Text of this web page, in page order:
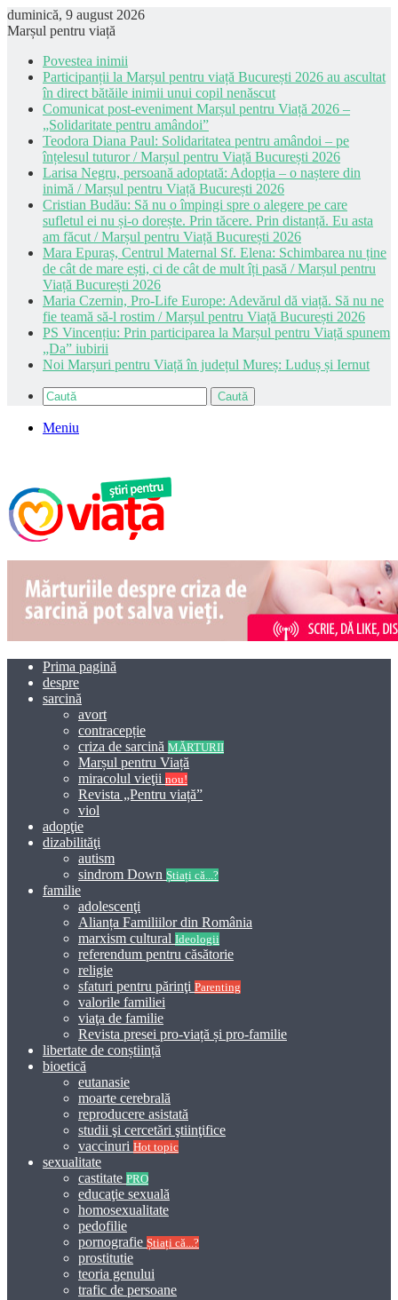
duminică, 9 august 2026
Marșul pentru viață
Povestea inimii
Participanții la Marșul pentru viață București 2026 au ascultat
în direct bătăile inimii unui copil nenăscut
Comunicat post-eveniment Marșul pentru Viață 2026 –
„Solidaritate pentru amândoi”
Teodora Diana Paul: Solidaritatea pentru amândoi – pe
înțelesul tuturor / Marșul pentru Viață București 2026
Larisa Negru, persoană adoptată: Adopția – o naștere din
inimă / Marșul pentru Viață București 2026
Cristian Budău: Să nu o împingi spre o alegere pe care
sufletul ei nu și-o dorește. Prin tăcere. Prin distanță. Eu asta
am făcut / Marșul pentru Viață București 2026
Mara Epuraș, Centrul Maternal Sf. Elena: Schimbarea nu ține
de cât de mare ești, ci de cât de mult îți pasă / Marșul pentru
Viață București 2026
Maria Czernin, Pro-Life Europe: Adevărul dă viață. Să nu ne
fie teamă să-l rostim / Marșul pentru Viață București 2026
PS Vincențiu: Prin participarea la Marșul pentru Viață spunem
„Da” iubirii
Noi Marșuri pentru Viață în județul Mureș: Luduș și Iernut
Caută
Meniu
Prima pagină
despre
sarcină
avort
contracepție
criza de sarcină MĂRTURII
Marșul pentru Viață
miracolul vieţii nou!
Revista „Pentru viață”
viol
adopţie
dizabilităţi
autism
sindrom Down Știați că...?
familie
adolescenţi
Alianța Familiilor din România
marxism cultural Ideologii
referendum pentru căsătorie
religie
sfaturi pentru părinţi Parenting
valorile familiei
viaţa de familie
Revista presei pro-viață și pro-familie
libertate de conștiință
bioetică
eutanasie
moarte cerebrală
reproducere asistată
studii şi cercetări ştiinţifice
vaccinuri Hot topic
sexualitate
castitate PRO
educaţie sexuală
homosexualitate
pedofilie
pornografie Știați că...?
prostitutie
teoria genului
trafic de persoane